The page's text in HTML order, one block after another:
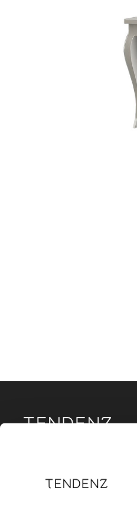
Tendenz Hårpleie AS er en
eksklusive merker og